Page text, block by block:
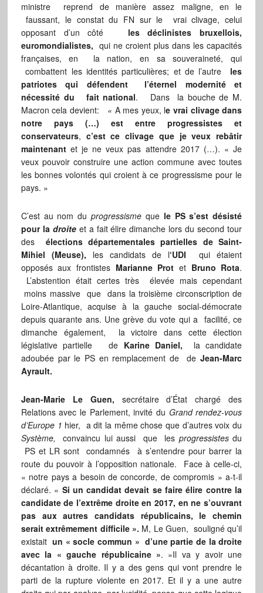
ministre reprend de manière assez maligne, en le
faussant, le constat du FN sur le vrai clivage, celui
opposant d’un côté
les déclinistes bruxellois,
euromondialistes, qui ne croient plus dans les capacités
françaises, en la nation, en sa souveraineté, qui
combattent les identités particulières; et de l’autre les
patriotes qui défendent l’éternel modernité et
nécessité du fait national. Dans la bouche de M.
Macron cela devient: « A mes yeux, le vrai clivage dans
notre pays (…) est entre progressistes et
conservateurs, c’est ce clivage que je veux rebâtir
maintenantet je ne veux pas attendre 2017 (…). « Je
veux pouvoir construire une action commune avec toutes
les bonnes volontés qui croient à ce progressisme pour le
pays. »
C’est au nom du progressisme quele PS s’est désisté
pour la droiteet a fait élire dimanche lors du second tour
desélections départementales partielles de Saint-
Mihiel (Meuse), les candidats de l‘UDI qui étaient
opposés aux frontistes Marianne Prot et Bruno Rota.
L’abstention était certes très élevée mais cependant
moins massive que dans la troisième circonscription de
Loire-Atlantique, acquise à la gauche social-démocrate
depuis quarante ans. Une grève du vote qui a facilité, ce
dimanche également, la victoire dans cette élection
législative partielle de Karine Daniel,
la candidate
adoubée par le PS en remplacement de deJean-Marc
Ayrault.
Jean-Marie Le Guen, secrétaire d’État chargé des
Relations avec le Parlement, invité du Grand rendez-vous
d’Europe 1 hier, a dit la même chose que d’autres voix du
Système, convaincu lui aussi que les progressistesdu
PS et LR sont condamnés à s’entendre pour barrer la
route du pouvoir à l’opposition nationale. Face à celle-ci,
« notre pays a besoin de concorde, de compromis » a-t-il
déclaré. « Si un candidat devait se faire élire contre la
candidate de l’extrême droite en 2017, en ne s’ouvrant
pas aux autres candidats républicains, le chemin
serait extrêmement difficile ». M, Le Guen, souligné qu’il
existaitun « socle commun » d’une partie de la droite
avec la « gauche républicaine ». »Il va y avoir une
décantation à droite. Il y a des gens qui vont prendre le
parti de la rupture violente en 2017. Et il y a une autre